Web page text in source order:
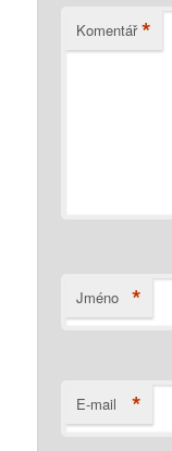
Komentář *
Jméno *
E-mail *